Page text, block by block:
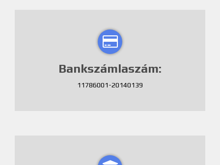
Bankszámlaszám:
11786001-20140139